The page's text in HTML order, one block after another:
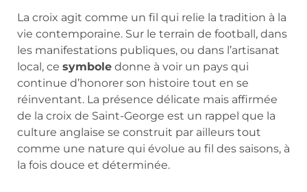
La croix agit comme un fil qui relie la tradition à la
vie contemporaine. Sur le terrain de football, dans
les manifestations publiques, ou dans l’artisanat
local, ce symbole donne à voir un pays qui
continue d’honorer son histoire tout en se
réinventant. La présence délicate mais affirmée
de la croix de Saint-George est un rappel que la
culture anglaise se construit par ailleurs tout
comme une nature qui évolue au fil des saisons, à
la fois douce et déterminée.